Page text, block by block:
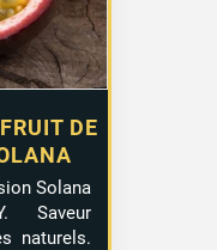
DE
Solana
Saveur
naturels.